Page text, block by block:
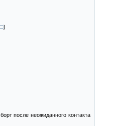
)
после неожиданного контакта